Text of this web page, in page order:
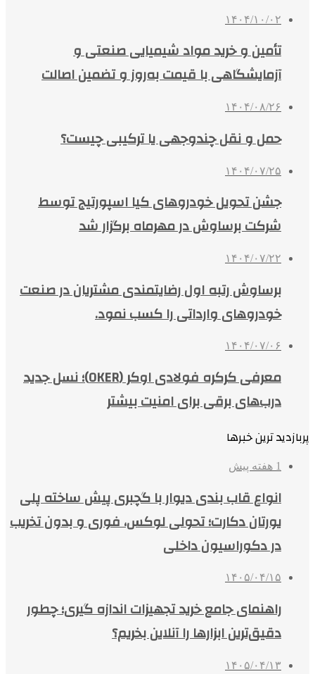
۱۴۰۴/۱۰/۰۲
تأمین و خرید مواد شیمیایی صنعتی و
آزمایشگاهی با قیمت به‌روز و تضمین اصالت
۱۴۰۴/۰۸/۲۶
حمل و نقل چندوجهی یا ترکیبی چیست؟
۱۴۰۴/۰۷/۲۵
جشن تحویل خودروهای کیا اسپورتیج توسط
شرکت برساوش در مهرماه برگزار شد
۱۴۰۴/۰۷/۲۲
برساوش رتبه اول رضایتمندی مشتریان در صنعت
خودروهای وارداتی را کسب نمود.
۱۴۰۴/۰۷/۰۶
معرفی کرکره فولادی اوکر (OKER)؛ نسل جدید
درب‌های برقی برای امنیت بیشتر
پربازدید ترین خبرها
1 هفته پیش
انواع قاب بندی دیوار با گچبری پیش ساخته پلی
یورتان دکارت؛ تحولی لوکس، فوری و بدون تخریب
در دکوراسیون داخلی
۱۴۰۵/۰۴/۱۵
راهنمای جامع خرید تجهیزات اندازه گیری؛ چطور
دقیق‌ترین ابزارها را آنلاین بخریم؟
۱۴۰۵/۰۴/۱۳